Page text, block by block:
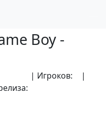
Boy -
| Игроков:
|